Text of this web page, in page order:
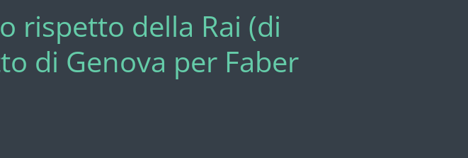
rispetto della Rai (di
di Genova per Faber